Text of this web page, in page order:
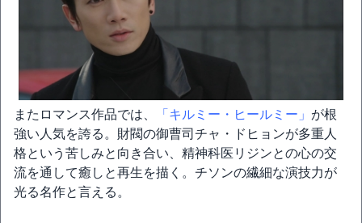
またロマンス作品では、 「キルミー・ヒールミー」 が根
強い人気を誇る。財閥の御曹司チャ・ドヒョンが多重人
格という苦しみと向き合い、精神科医リジンとの心の交
流を通して癒しと再生を描く。チソンの繊細な演技力が
光る名作と言える。